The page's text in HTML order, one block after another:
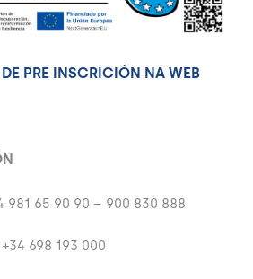
PRE INSCRICIÓN NA WEB
981 65 90 90 – 900 830 888
+34 698 193 000